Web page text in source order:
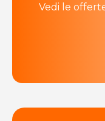
Vedi le